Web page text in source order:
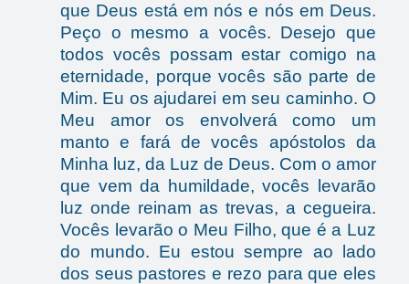
que Deus está em nós e nós em Deus.
Peço o mesmo a vocês. Desejo que
todos vocês possam estar comigo na
eternidade, porque vocês são parte de
Mim. Eu os ajudarei em seu caminho. O
Meu amor os envolverá como um
manto e fará de vocês apóstolos da
Minha luz, da Luz de Deus. Com o amor
que vem da humildade, vocês levarão
luz onde reinam as trevas, a cegueira.
Vocês levarão o Meu Filho, que é a Luz
do mundo. Eu estou sempre ao lado
dos seus pastores e rezo para que eles